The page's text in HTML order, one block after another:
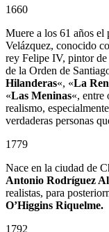
1660
Muere a los 61 años
Velázquez, conocido
rey Felipe IV, pintor
de la Orden de
Hilanderas«, «La
«Las Meninas«, entre
realismo,
verdaderas personas
1779
Nace en la ciudad de
Antonio Rodríguez
realistas, para
O’Higgins Riquelme.
1792